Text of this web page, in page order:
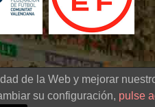
legal |Política de cookies |
de la Web y mejorar
su configuración, pulse